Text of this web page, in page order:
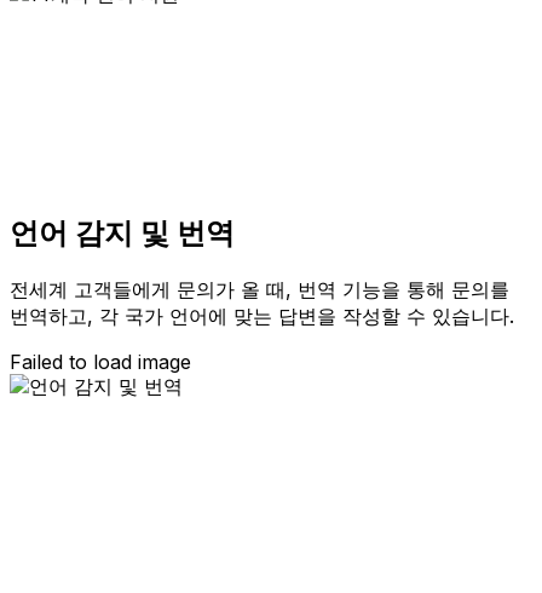
언어 감지 및 번역
전세계 고객들에게 문의가 올 때, 번역 기능을 통해 문의를
번역하고, 각 국가 언어에 맞는 답변을 작성할 수 있습니다.
Failed to load image